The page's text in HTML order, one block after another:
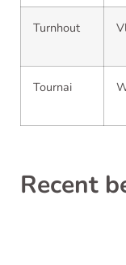
Turnhout
Tournai
Recent